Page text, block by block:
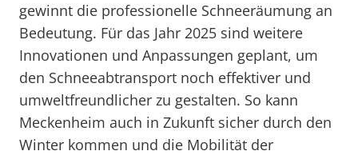
gewinnt die professionelle Schneeräumung an
Bedeutung. Für das Jahr 2025 sind weitere
Innovationen und Anpassungen geplant, um
den Schneeabtransport noch effektiver und
umweltfreundlicher zu gestalten. So kann
Meckenheim auch in Zukunft sicher durch den
Winter kommen und die Mobilität der